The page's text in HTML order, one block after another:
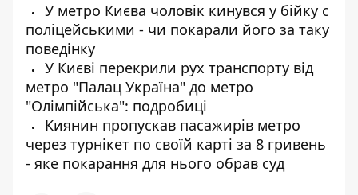
У метро Києва чоловік кинувся у бійку с
поліцейськими - чи покарали його за таку
поведінку
У Києві перекрили рух транспорту від
метро "Палац Україна" до метро
"Олімпійська": подробиці
Киянин пропускав пасажирів метро
через турнікет по своїй карті за 8 гривень
- яке покарання для нього обрав суд